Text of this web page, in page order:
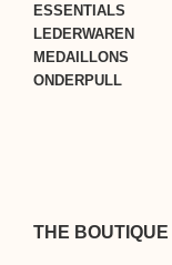
ESSENTIALS
LEDERWAREN
MEDAILLONS
ONDERPULL
THE BOUTIQUE